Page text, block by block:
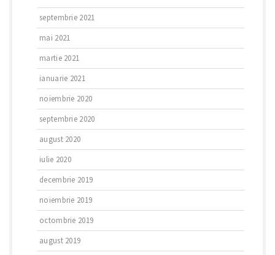
septembrie 2021
mai 2021
martie 2021
ianuarie 2021
noiembrie 2020
septembrie 2020
august 2020
iulie 2020
decembrie 2019
noiembrie 2019
octombrie 2019
august 2019